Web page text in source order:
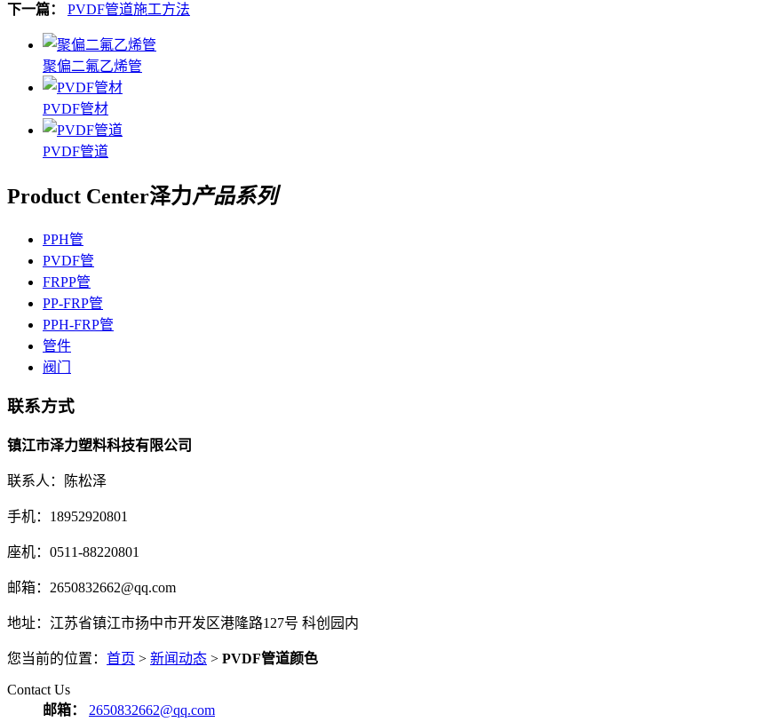
下一篇：
PVDF管道施工方法
聚偏二氟乙烯管
PVDF管材
PVDF管道
Product Center泽力产品系列
PPH管
PVDF管
FRPP管
PP-FRP管
PPH-FRP管
管件
阀门
联系方式
镇江市泽力塑料科技有限公司
联系人：陈松泽
手机：18952920801
座机：0511-88220801
邮箱：2650832662@qq.com
地址：江苏省镇江市扬中市开发区港隆路127号 科创园内
您当前的位置： 首页 > 新闻动态 > PVDF管道颜色
Contact Us
邮箱：
2650832662@qq.com